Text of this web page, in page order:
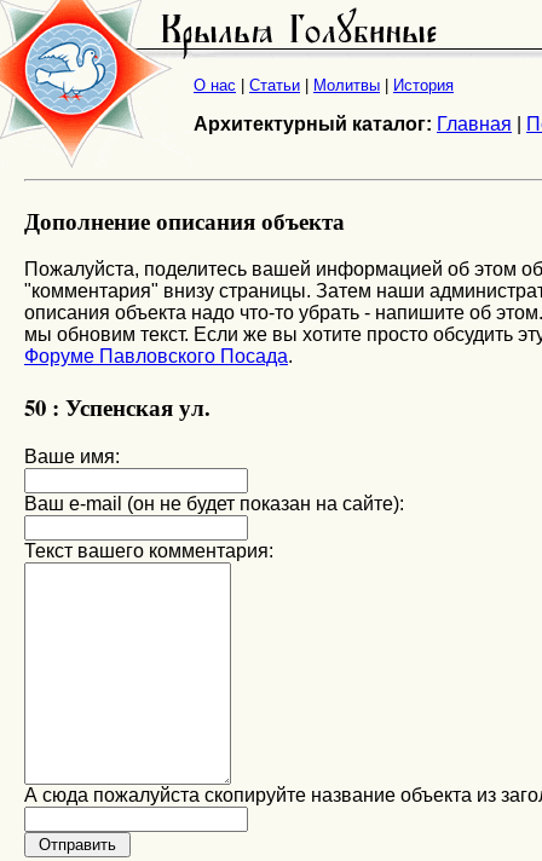
О нас Статьи Молитвы История
Архитектурный каталог: Главная
Дополнение описания объекта
Пожалуйста, поделитесь вашей информацией об этом
"комментария" внизу страницы. Затем наши
описания объекта надо что-то убрать - напишите об
мы обновим текст. Если же вы хотите просто обсудить
Форуме Павловского Посада.
50 : Успенская ул.
Ваше имя:
Ваш e-mail (он не будет показан на сайте):
Текст вашего комментария:
А сюда пожалуйста скопируйте название объекта из